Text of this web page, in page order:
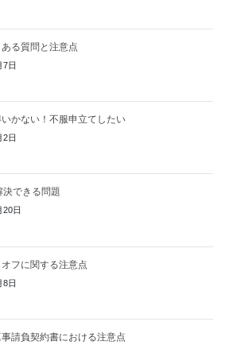
る質問と注意点
7日
かない！不服申立てしたい
2日
決できる問題
20日
フに関する注意点
8日
事請負契約書における注意点